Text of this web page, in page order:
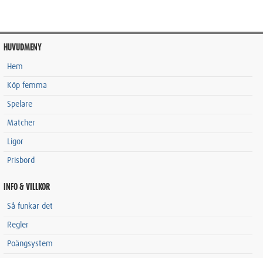
HUVUDMENY
Hem
Köp femma
Spelare
Matcher
Ligor
Prisbord
INFO & VILLKOR
Så funkar det
Regler
Poängsystem